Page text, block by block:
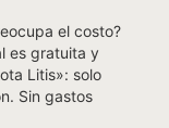
el costo?
es gratuita y
Litis»: solo
Sin gastos